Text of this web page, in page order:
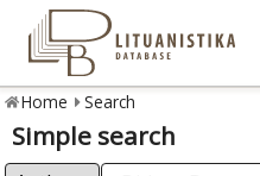
Home Search
Simple search